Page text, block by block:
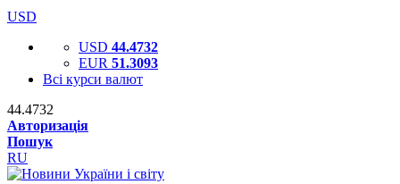
USD
USD 44.4732
EUR 51.3093
Всі курси валют
44.4732
Авторизація
Пошук
RU